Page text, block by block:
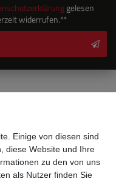
gelesen
widerrufen.**
Einige von diesen sind
diese Website und Ihre
zu den von uns
als Nutzer finden Sie